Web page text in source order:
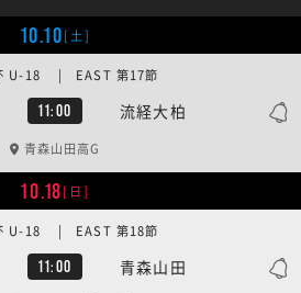
10.10[土]
11:00 流経大柏
U-18 | EAST 第17節
青森山田高G
10.18[日]
11:00 青森山田
U-18 | EAST 第18節